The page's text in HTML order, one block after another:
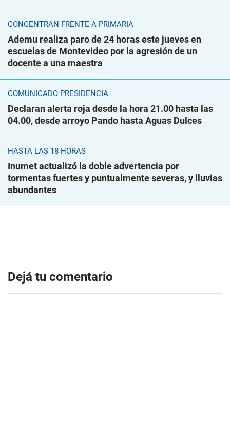
CONCENTRAN FRENTE A PRIMARIA
Ademu realiza paro de 24 horas este jueves en
escuelas de Montevideo por la agresión de un
docente a una maestra
COMUNICADO PRESIDENCIA
Declaran alerta roja desde la hora 21.00 hasta las
04.00, desde arroyo Pando hasta Aguas Dulces
HASTA LAS 18 HORAS
Inumet actualizó la doble advertencia por
tormentas fuertes y puntualmente severas, y lluvias
abundantes
Dejá tu comentario